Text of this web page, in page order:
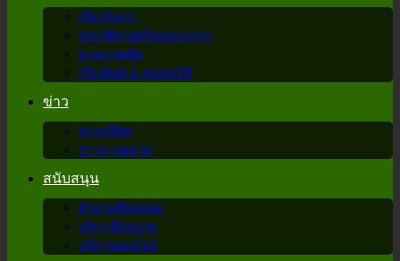
เกี่ยวกับเรา
ประวัติศาสตร์ของพวกเรา
ฐานการผลิต
เกียรติยศ & คุณสมบัติ
ข่าว
ข่าวบริษัท
ข่าวการตลาด
สนับสนุน
คำถามที่พบบ่อย
บริการฝึกอบรม
บริการออนไลน์